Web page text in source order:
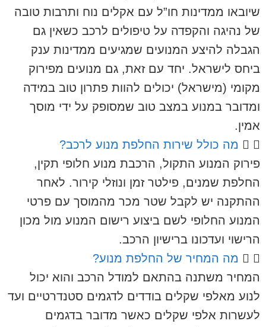
שיובאו ממדינות חו”ל עם אקלים נוח ותרבות טובה
של נהיגה והקפדה על טיפולים לרכב כשאין גם
הגבלה להיצע המנועים שמגיעים ממדינות ענק
ביחס לישראל. יחד עם זאת, גם מנועים מפירוק
מקומי (מישראל) יכולים להוות פתרון טוב במידה
ומדובר במנוע במצב טוב שמסופק על ידי מוסך
אמין.
מה כולל שירות החלפת מנוע לרכב?
פירוק המנוע התקול, הרכבת מנוע חלופי תקין,
החלפת שמנים, פילטר זמן ונוזלי קירור. לאחר
ההתקנה יש לקבל שטר מכר מהמוסך עם פרטי
המנוע החלופי לשם ביצוע רישום המנוע מול מכון
הרישוי ועדכונו ברישיון הרכב.
מה המחיר של החלפת מנוע?
המחיר משתנה בהתאם למודל הרכב והוא יכול
לנוע מאלפי שקלים בודדים לדגמים סטנדרטיים ועד
לעשרות אלפי שקלים כאשר מדובר בדגמים